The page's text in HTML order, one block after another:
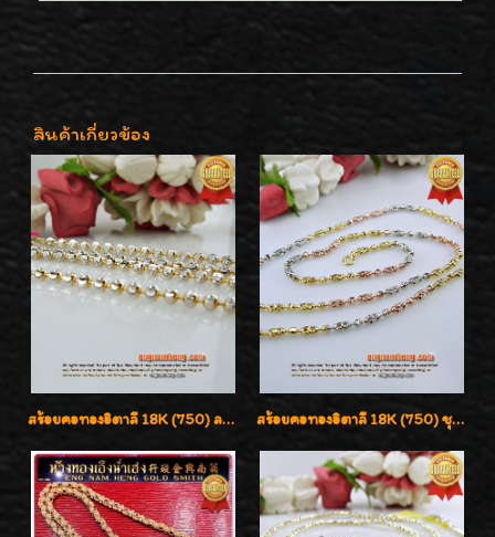
สินค้าเกี่ยวข้อง
สร้อยคอทองอิตาลี 18K (750) ลายยินตันแกะมูนคัดสวย ลายนี้เงามากๆค่ะ ใส่ทนแข็งแรง สร้อยคอทองอิตาลี 18K (750) ชุบ 3 สี แกะลายสวยรุ่นใหม่ ลายละเอียดเงาวิบวับค่ะ